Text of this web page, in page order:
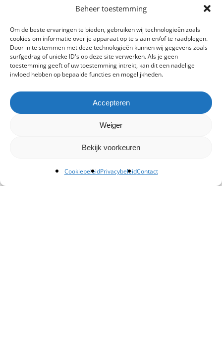
Beheer toestemming
Om de beste ervaringen te bieden, gebruiken wij technologieën zoals
cookies om informatie over je apparaat op te slaan en/of te raadplegen.
Door in te stemmen met deze technologieën kunnen wij gegevens zoals
surfgedrag of unieke ID's op deze site verwerken. Als je geen
toestemming geeft of uw toestemming intrekt, kan dit een nadelige
invloed hebben op bepaalde functies en mogelijkheden.
Accepteren
Weiger
Bekijk voorkeuren
CookiebeleidPrivacybeleidContact